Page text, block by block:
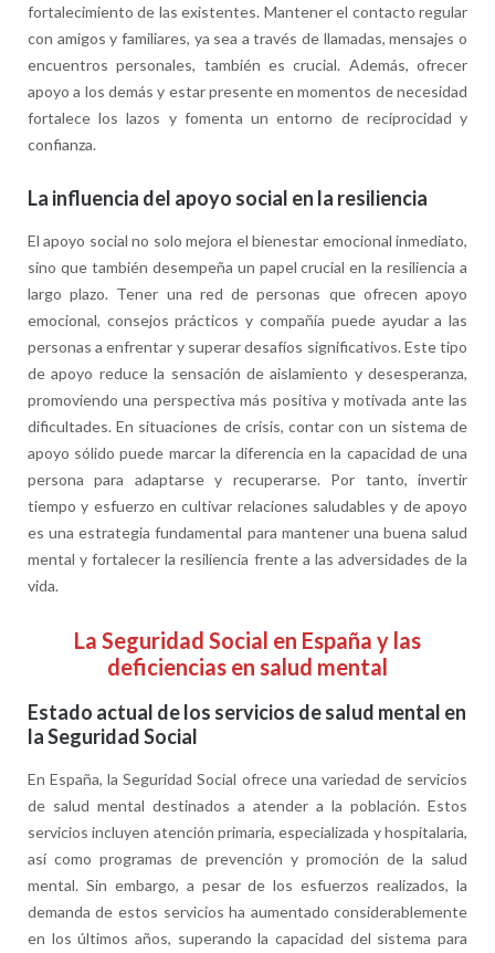
fortalecimiento de las existentes. Mantener el contacto regular
con amigos y familiares, ya sea a través de llamadas, mensajes o
encuentros personales, también es crucial. Además, ofrecer
apoyo a los demás y estar presente en momentos de necesidad
fortalece los lazos y fomenta un entorno de reciprocidad y
confianza.
La influencia del apoyo social en la resiliencia
El apoyo social no solo mejora el bienestar emocional inmediato,
sino que también desempeña un papel crucial en la resiliencia a
largo plazo. Tener una red de personas que ofrecen apoyo
emocional, consejos prácticos y compañía puede ayudar a las
personas a enfrentar y superar desafíos significativos. Este tipo
de apoyo reduce la sensación de aislamiento y desesperanza,
promoviendo una perspectiva más positiva y motivada ante las
dificultades. En situaciones de crisis, contar con un sistema de
apoyo sólido puede marcar la diferencia en la capacidad de una
persona para adaptarse y recuperarse. Por tanto, invertir
tiempo y esfuerzo en cultivar relaciones saludables y de apoyo
es una estrategia fundamental para mantener una buena salud
mental y fortalecer la resiliencia frente a las adversidades de la
vida.
La Seguridad Social en España y las
deficiencias en salud mental
Estado actual de los servicios de salud mental en
la Seguridad Social
En España, la Seguridad Social ofrece una variedad de servicios
de salud mental destinados a atender a la población. Estos
servicios incluyen atención primaria, especializada y hospitalaria,
así como programas de prevención y promoción de la salud
mental. Sin embargo, a pesar de los esfuerzos realizados, la
demanda de estos servicios ha aumentado considerablemente
en los últimos años, superando la capacidad del sistema para